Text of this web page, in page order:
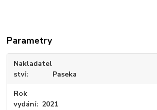
Parametry
Nakladatel
ství
Paseka
Rok
vydání
2021